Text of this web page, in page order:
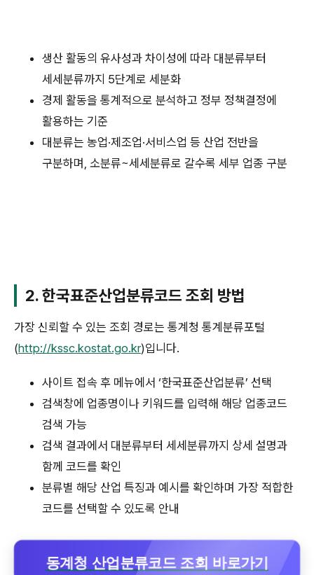
생산 활동의 유사성과 차이성에 따라 대분류부터
세세분류까지 5단계로 세분화
경제 활동을 통계적으로 분석하고 정부 정책결정에
활용하는 기준
대분류는 농업·제조업·서비스업 등 산업 전반을
구분하며, 소분류~세세분류로 갈수록 세부 업종 구분
2. 한국표준산업분류코드 조회 방법
가장 신뢰할 수 있는 조회 경로는 통계청 통계분류포털
(http://kssc.kostat.go.kr)입니다.
사이트 접속 후 메뉴에서 ‘한국표준산업분류’ 선택
검색창에 업종명이나 키워드를 입력해 해당 업종코드
검색 가능
검색 결과에서 대분류부터 세세분류까지 상세 설명과
함께 코드를 확인
분류별 해당 산업 특징과 예시를 확인하며 가장 적합한
코드를 선택할 수 있도록 안내
동계청 산업분류코드 조회 바로가기